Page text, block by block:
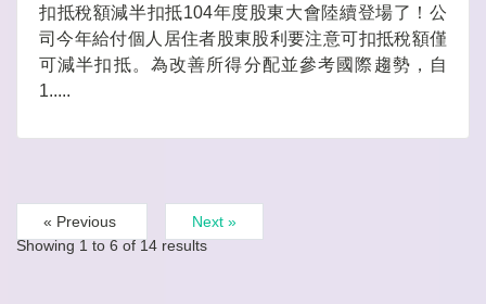
扣抵稅額減半扣抵104年度股東大會陸續登場了！公
司今年給付個人居住者股東股利要注意可扣抵稅額僅
可減半扣抵。為改善所得分配並參考國際趨勢，自
1.....
« Previous
Next »
Showing 1 to 6 of 14 results